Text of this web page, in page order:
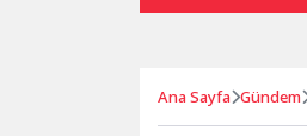
Ana Sayfa Gündem